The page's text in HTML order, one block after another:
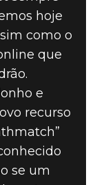
hoje
como o
que
e
recurso
se um